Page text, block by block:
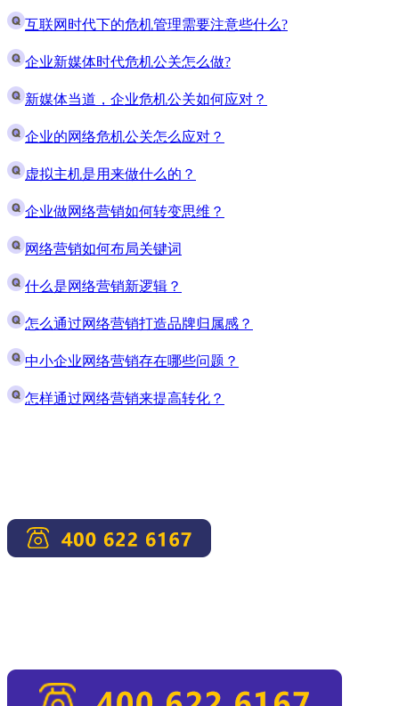
互联网时代下的危机管理需要注意些什么?
企业新媒体时代危机公关怎么做?
新媒体当道，企业危机公关如何应对？
企业的网络危机公关怎么应对？
虚拟主机是用来做什么的？
企业做网络营销如何转变思维？
网络营销如何布局关键词
什么是网络营销新逻辑？
怎么通过网络营销打造品牌归属感？
中小企业网络营销存在哪些问题？
怎样通过网络营销来提高转化？